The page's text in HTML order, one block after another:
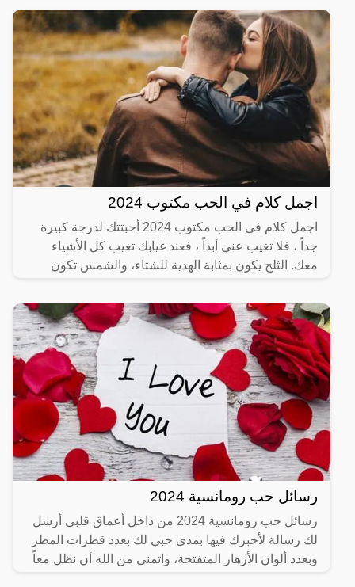
أفقد
اجمل كلام في الحب مكتوب 2024
اجمل كلام في الحب مكتوب 2024 أحبتتك لدرجة كبيرة
جداً ، فلا تغيب عني أبداً ، فعند غيابك تغيب كل الأشياء
معك. الثلج يكون بمثابة الهدية للشتاء، والشمس تكون
رسائل حب رومانسية 2024
رسائل حب رومانسية 2024 من داخل أعماق قلبي أرسل
لك رسالة لأخبرك فيها بمدى حبي لك بعدد قطرات المطر
وبعدد ألوان الأزهار المتفتحة، واتمنى من الله أن نظل معاً